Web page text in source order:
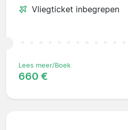
Vliegticket inbegrepen
Lees meer/Boek
660 €